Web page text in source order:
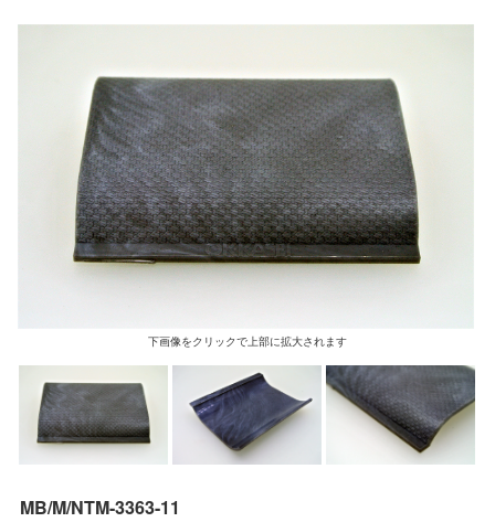
下画像をクリックで上部に拡大されます
MB/M/NTM-3363-11